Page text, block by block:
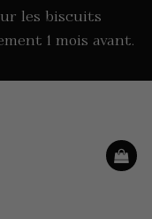
les biscuits
1 mois avant.